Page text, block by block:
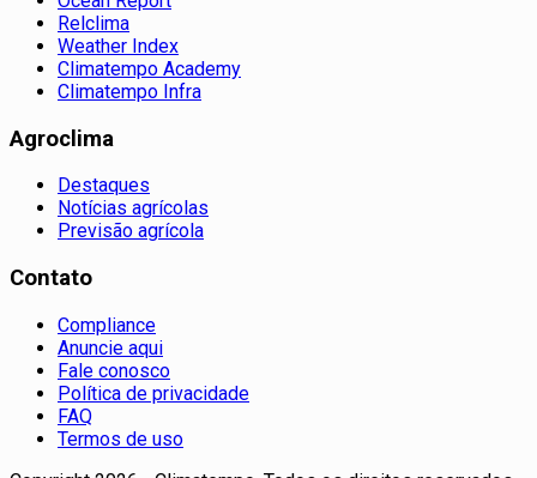
Relclima
Weather Index
Climatempo Academy
Climatempo Infra
Agroclima
Destaques
Notícias agrícolas
Previsão agrícola
Contato
Compliance
Anuncie aqui
Fale conosco
Política de privacidade
FAQ
Termos de uso